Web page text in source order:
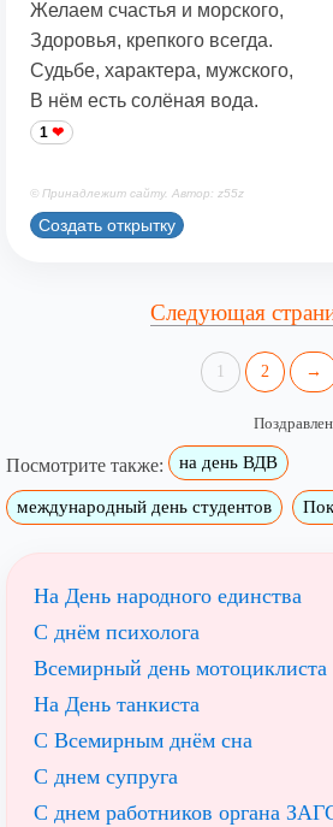
Желаем счастья и морского,
Здоровья, крепкого всегда.
Судьбе, характера, мужского,
В нём есть солёная вода.
1
© Принадлежит сайту. Автор: z55z
Создать открытку
Следующая
1 2 →
Посмотрите также: на день ВДВ
международный день студентов
На День народного единства
С днём психолога
Всемирный день мотоциклиста
На День танкиста
С Всемирным днём сна
С днем супруга
С днем работников органа